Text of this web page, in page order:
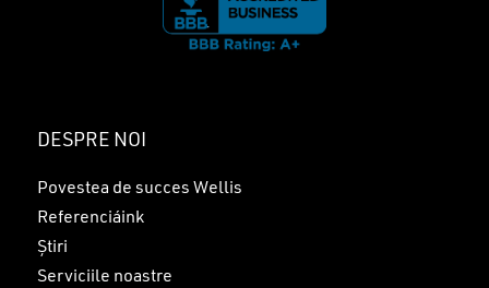
DESPRE NOI
Povestea de succes Wellis
Referenciáink
Știri
Serviciile noastre